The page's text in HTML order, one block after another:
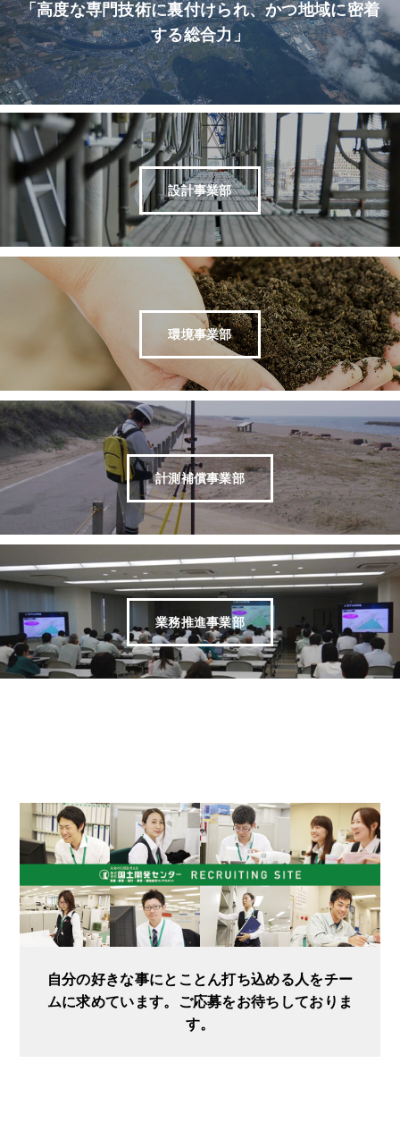
「高度な専門技術に裏付けられ、かつ地域に密着
する総合力」
設計事業部
環境事業部
計測補償事業部
業務推進事業部
自分の好きな事にとことん打ち込める人をチー
ムに求めています。ご応募をお待ちしておりま
す。